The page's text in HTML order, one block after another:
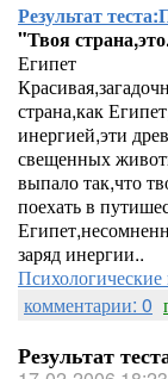
Результат теста:
"Твоя
Египет
страна,как
инергией,эти
свещенных
выпало так,что
поехать в
заряд инергии..
комментарии: 0
Результат